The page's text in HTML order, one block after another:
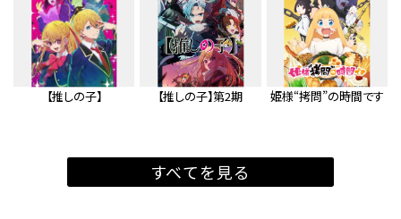
【推しの子】 【推しの子】第2期 姫様“拷問”の時間です
すべてを見る